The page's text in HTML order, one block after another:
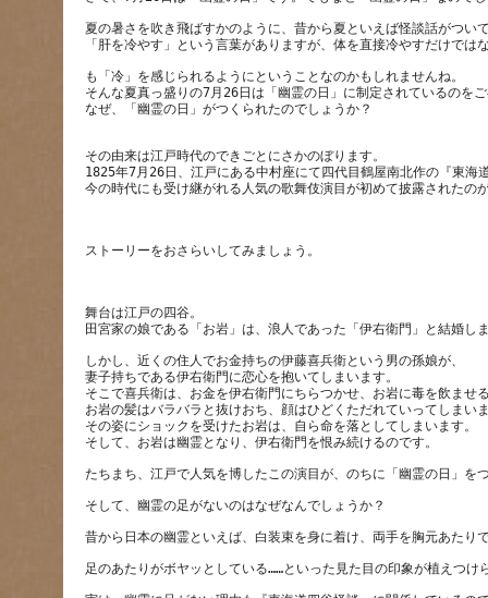
夏の暑さを吹き飛ばすかのように、昔から夏といえば怪談話がつい
も「冷」を感じられるようにということなのかもしれませんね。
そんな夏真っ盛りの7月26日は「幽霊の日」に制定されているのを
その由来は江戸時代のできごとにさかのぼります。
1825年7月26日、江戸にある中村座にて四代目鶴屋南北作の『東海
舞台は江戸の四谷。
しかし、近くの住人でお金持ちの伊藤喜兵衛という男の孫娘が、
妻子持ちである伊右衛門に恋心を抱いてしまいます。
そこで喜兵衛は、お金を伊右衛門にちらつかせ、お岩に毒を飲ませ
お岩の髪はバラバラと抜けおち、顔はひどくただれていってしまい
その姿にショックを受けたお岩は、自ら命を落としてしまいます。